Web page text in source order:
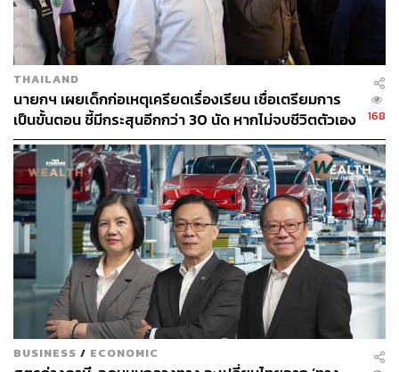
เพียงหนึ่งวันหลังจากรัฐบาลไทยหยุดจ่ายไฟฟ้าให้พื้นที่
ชายแดนเมียนมา วันที่ 6 กุมภาพันธ์ กองกำลังพิทักษ์ชายแดน
เมียนมา (BGF) ได้ส่งตัวชาวต่างชาติ 61 คน จาก 7 สัญชาติ
ที่ทั้งตกเป็นเหยื่อและสมัครใจทำงานในแก๊งคอลเซ็นเตอร์
และขบวนการค้ามนุษย์ในเมืองชเวโก๊กโก่ จังหวัดเมียวดี
กลับประเทศไทย ผ่านสะพานมิตรภาพไทย-พม่า แห่งที่ 2 โดย
มี ภูมิธรรม เวชยชัย รองนายกรัฐมนตรี และรัฐมนตรีว่าการ
กระทรวงกลาโหม เป็นผู้รับมอบ
ต่อมาวันที่ 12 กุมภาพันธ์ กองทัพกะเหรี่ยงพุทธประชาธิปไตย
(DKBA) ส่งตัวชาวต่างชาติเพิ่มอีกกว่า 260 คน จาก 20
ประเทศ ผ่านทางด่านท่าข้าม 28 อำเภอพบพระ โดยส่วนใหญ่
มาจากเอธิโอเปีย, เคนยา, ฟิลิปปินส์, มาเลเซีย, ปากีสถาน
และจีน ให้ทางการไทยเป็นคนกลางรับไว้เพื่อส่งต่อแต่ละ
ประเทศ
และตั้งแต่นั้นมากองกำลังทหารฝั่งเมียนมาเริ่มประกาศ
THAILAND
นายกฯ เผยเด็กก่อเหตุเครียดเรื่องเรียน เชื่อเตรียมการ
เป็นขั้นตอน ชี้มีกระสุนอีกกว่า 30 นัด หากไม่จบชีวิตตัวเอง
อาจสูญเสียเพิ่ม
168
BUSINESS / ECONOMIC